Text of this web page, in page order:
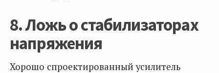
8. Ложь о стабилизаторах
напряжения
Хорошо спроектированный усилитель